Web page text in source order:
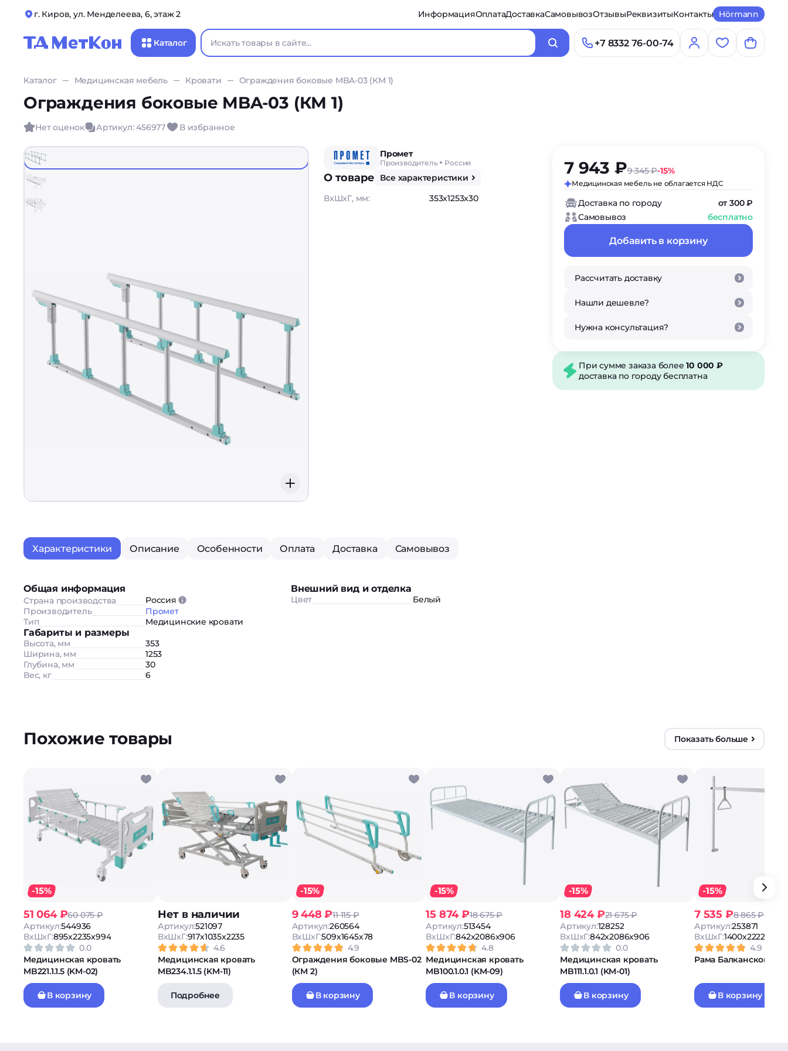
г. Киров, ул. Менделеева, 6, этаж 2 ИнформацияОплатаДоставкаСамовывозОтзывыРеквизитыКонтакты Hörmann
Каталог +7 8332 76-00-74
Каталог Медицинская мебель Кровати Ограждения боковые MBA-03 (КМ 1)
Ограждения боковые MBA-03 (КМ 1)
Нет оценок Артикул: 456977 В избранное
Промет
Производитель Россия
О товаре
Все характеристики
ВxШxГ, мм:
353x1253x30
Характеристики Описание Особенности Оплата Доставка Самовывоз
Общая информация
Страна производства
Россия
Производитель
Промет
Тип
Медицинские кровати
Габариты и размеры
Высота, мм
353
Ширина, мм
1253
Глубина, мм
30
Вес, кг
6
Внешний вид и отделка
Цвет Белый
7 943 ₽9 345 ₽-15%
Медицинская мебель не облагается НДС
Доставка по городу
от 300 ₽
Самовывоз
бесплатно
Добавить в корзину
Рассчитать доставку
Нашли дешевле?
Нужна консультация?
При сумме заказа более10 000 ₽
доставка по городу бесплатна
Похожие товары Показать больше
-15%
51 064 ₽60 075 ₽
Артикул:544936
ВxШxГ:895x2235x994
0.0
Медицинская кровать
MB221.1.1.5 (KM-02)
В корзину
Нет в наличии
Артикул:521097
ВxШxГ:917x1035x2235
4.6
Медицинская кровать
MB234.1.1.5 (KM-11)
Подробнее
-15%
9 448 ₽11 115 ₽
Артикул:260564
ВxШxГ:509x1645x78
4.9
Ограждения боковые MBS-02
(КМ 2)
В корзину
-15%
15 874 ₽18 675 ₽
Артикул:513454
ВxШxГ:842x2086x906
4.8
Медицинская кровать
MB100.1.0.1 (KM-09)
В корзину
-15%
18 424 ₽21 675 ₽
Артикул:128252
ВxШxГ:842x2086x906
0.0
Медицинская кровать
MB111.1.0.1 (KM-01)
В корзину
-15%
7 535 ₽8 865 ₽
Артикул:253871
ВxШxГ:1400x2222x100
4.9
Рама Балканского КМ
В корзину